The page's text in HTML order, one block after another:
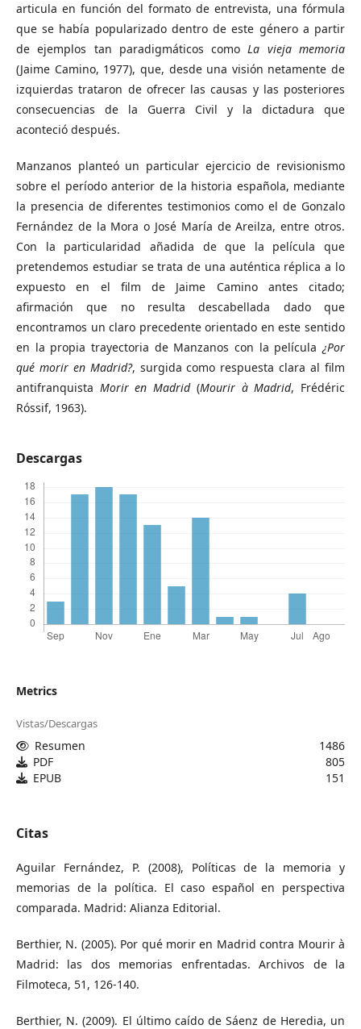
articula en función del formato de entrevista, una fórmula
que se había popularizado dentro de este género a partir
de ejemplos tan paradigmáticos comoLa vieja memoria
(Jaime Camino, 1977), que, desde una visión netamente de
izquierdas trataron de ofrecer las causas y las posteriores
consecuencias de la Guerra Civil y la dictadura que
aconteció después.
Manzanos planteó un particular ejercicio de revisionismo
sobre el período anterior de la historia española, mediante
la presencia de diferentes testimonios como el de Gonzalo
Fernández de la Mora o José María de Areilza, entre otros.
Con la particularidad añadida de que la película que
pretendemos estudiar se trata de una auténtica réplica a lo
expuesto en el film de Jaime Camino antes citado;
afirmación que no resulta descabellada dado que
encontramos un claro precedente orientado en este sentido
en la propia trayectoria de Manzanos con la película ¿Por
qué morir en Madrid?, surgida como respuesta clara al film
antifranquista Morir en Madrid (Mourir à Madrid, Frédéric
Róssif, 1963).
Descargas
Metrics
Vistas/Descargas
Resumen
1486
PDF
805
EPUB
151
Citas
Aguilar Fernández, P. (2008), Políticas de la memoria y
memorias de la política. El caso español en perspectiva
comparada. Madrid: Alianza Editorial.
Berthier, N. (2005). Por qué morir en Madrid contra Mourir à
Madrid: las dos memorias enfrentadas. Archivos de la
Filmoteca, 51, 126-140.
Berthier, N. (2009). El último caído de Sáenz de Heredia, un